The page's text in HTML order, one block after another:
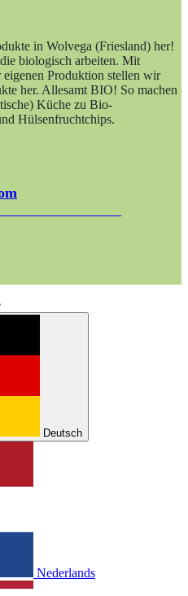
in Wolvega (Friesland) her!
biologisch arbeiten. Mit
Produktion stellen wir
her. Allesamt BIO! So machen
Küche zu Bio-
Hülsenfruchtchips.
Deutsch
Nederlands